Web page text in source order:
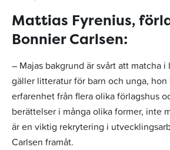
Mattias Fyrenius,
Bonnier Carlsen:
– Majas bakgrund är svårt att matcha
gäller litteratur för barn och unga,
erfarenhet från flera olika förlagshus
berättelser i många olika former, inte
är en viktig rekrytering i
Carlsen framåt.